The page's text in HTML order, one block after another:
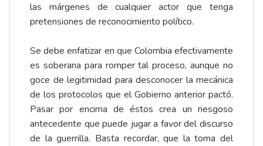
las márgenes de cualquier actor que tenga
pretensiones de reconocimiento político.
Se debe enfatizar en que Colombia efectivamente
es soberana para romper tal proceso, aunque no
goce de legitimidad para desconocer la mecánica
de los protocolos que el Gobierno anterior pactó.
Pasar por encima de éstos crea un riesgoso
antecedente que puede jugar a favor del discurso
de la guerrilla. Basta recordar, que la toma del